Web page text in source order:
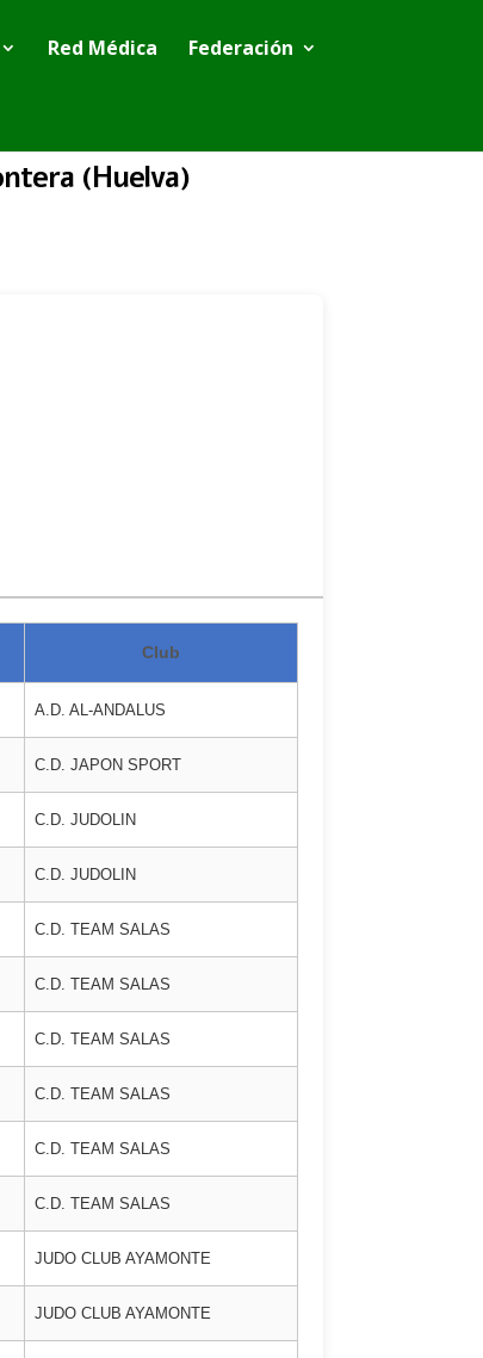
Red Médica Federación
(Huelva)
Club
A.D. AL-ANDALUS
C.D. JAPON SPORT
C.D. JUDOLIN
C.D. JUDOLIN
C.D. TEAM SALAS
C.D. TEAM SALAS
C.D. TEAM SALAS
C.D. TEAM SALAS
C.D. TEAM SALAS
C.D. TEAM SALAS
JUDO CLUB AYAMONTE
JUDO CLUB AYAMONTE